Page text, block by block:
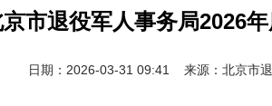
市退役军人事务局2026
日期：2026-03-31 09:41 来源：北京市